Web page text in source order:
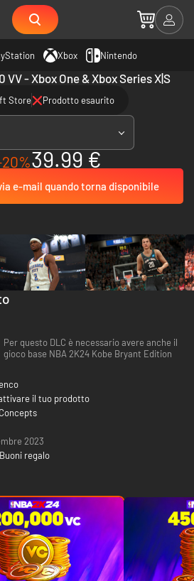
Xbox Nintendo
- Xbox One & Xbox Series X|S
Store Prodotto esaurito
39.99 €
e-mail quando torna disponibile
Per questo DLC è necessario avere anche il
gioco base NBA 2K24 Kobe Bryant Edition
il tuo prodotto
2023
Buoni regalo